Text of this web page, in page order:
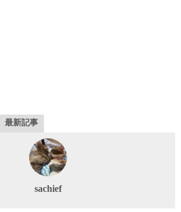
最新記事
sachief